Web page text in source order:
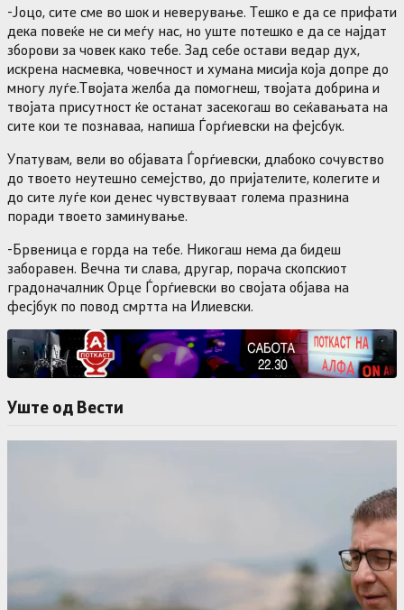
-Јоцо, сите сме во шок и неверување. Тешко е да се прифати
дека повеќе не си меѓу нас, но уште потешко е да се најдат
зборови за човек како тебе. Зад себе остави ведар дух,
искрена насмевка, човечност и хумана мисија која допре до
многу луѓе.Твојата желба да помогнеш, твојата добрина и
твојата присутност ќе останат засекогаш во сеќавањата на
сите кои те познаваа, напиша Ѓорѓиевски на фејсбук.
Упатувам, вели во објавата Ѓорѓиевски, длабоко сочувство
до твоето неутешно семејство, до пријателите, колегите и
до сите луѓе кои денес чувствуваат голема празнина
поради твоето заминување.
-Брвеница е горда на тебе. Никогаш нема да бидеш
заборавен. Вечна ти слава, другар, порача скопскиот
градоначалник Орце Ѓорѓиевски во својата објава на
фесјбук по повод смртта на Илиевски.
Уште од Вести